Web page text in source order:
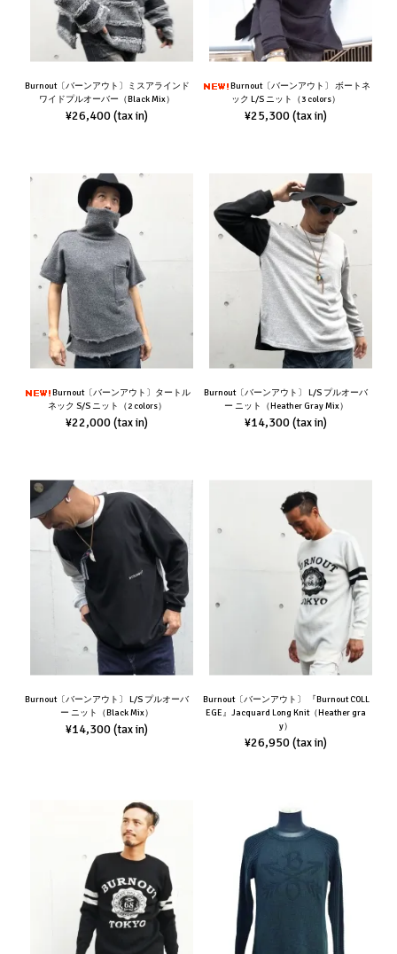
Burnout〔バーンアウト〕ミスアラインド
ワイドプルオーバー（Black Mix）
¥26,400(tax in)
Burnout〔バーンアウト〕 ボートネ
ック L/S ニット（3 colors）
¥25,300(tax in)
Burnout〔バーンアウト〕タートル
ネック S/S ニット（2 colors）
¥22,000(tax in)
Burnout〔バーンアウト〕 L/S プルオーバ
ー ニット（Heather Gray Mix）
¥14,300(tax in)
Burnout〔バーンアウト〕 L/S プルオーバ
ー ニット（Black Mix）
¥14,300(tax in)
Burnout〔バーンアウト〕 『Burnout COLL
EGE』Jacquard Long Knit（Heather gra
y）
¥26,950(tax in)